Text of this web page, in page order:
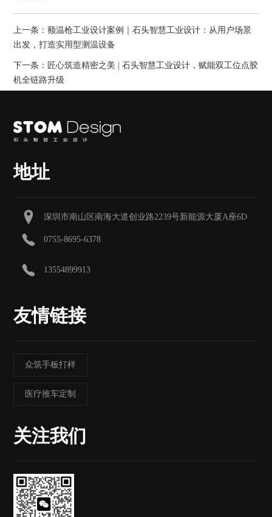
上一条：额温枪工业设计案例｜石头智慧工业设计：从用户场景
出发，打造实用型测温设备
下一条： 匠心筑造精密之美 | 石头智慧工业设计，赋能双工位点胶
机全链路升级
地址
深圳市南山区南海大道创业路2239号新能源大厦A座6D
0755-8695-6378
13554899913
友情链接
众筑手板打样
医疗推车定制
关注我们